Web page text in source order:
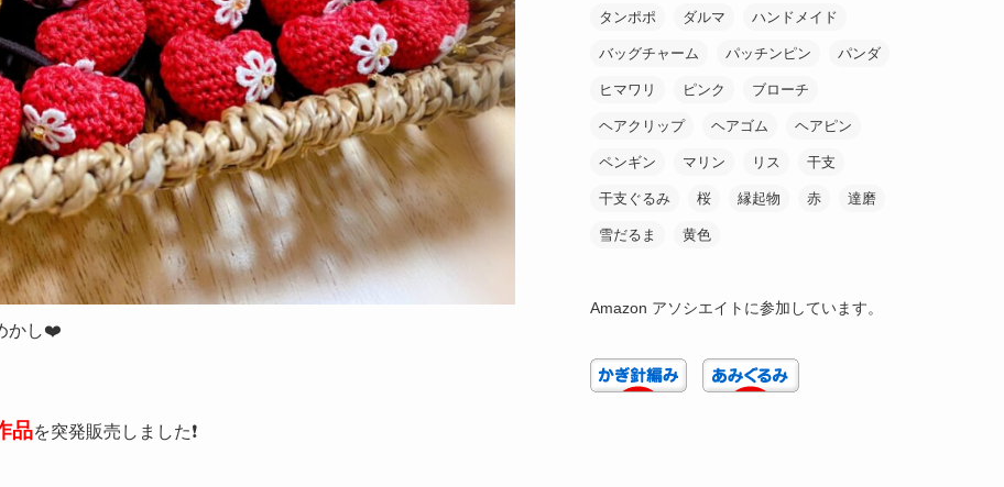
かし❤️
品を突発販売しました❗️
タンポポ ダルマ ハンドメイド
バッグチャーム パッチンピン パンダ
ヒマワリ ピンク ブローチ
ヘアクリップ ヘアゴム ヘアピン
ペンギン マリン リス 干支
干支ぐるみ 桜 縁起物 赤 達磨
雪だるま 黄色
Amazon アソシエイトに参加しています。